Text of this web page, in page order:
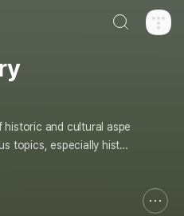
and cultural aspe
topics, especially histor
with a light touch. One